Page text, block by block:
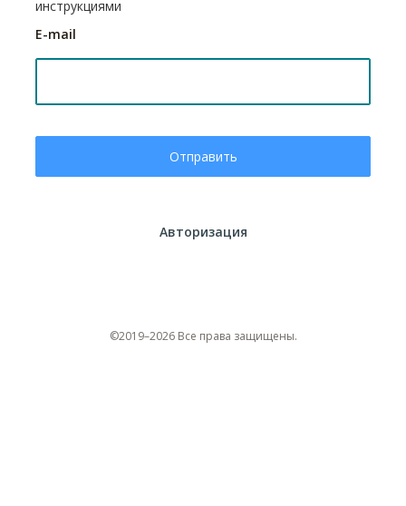
инструкциями
E-mail
Отправить
Авторизация
©2019–2026 Все права защищены.